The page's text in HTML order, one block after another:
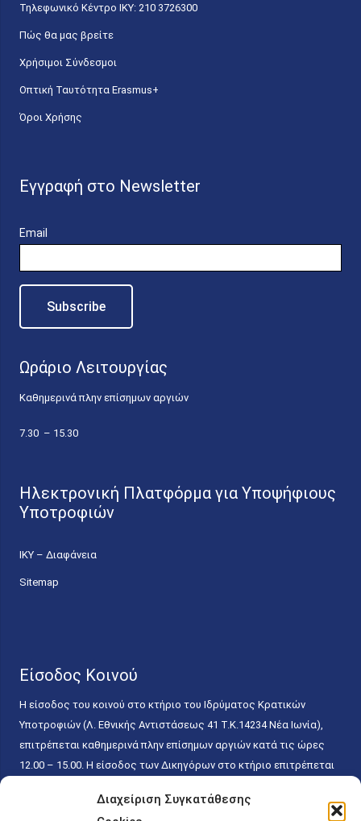
Διαχείριση Συγκατάθεσης
Τηλεφωνικό Κέντρο IKY: 210 3726300
Πώς θα μας βρείτε
Χρήσιμοι Σύνδεσμοι
Οπτική Ταυτότητα Erasmus+
Όροι Χρήσης
Εγγραφή στο Newsletter
Email
Ωράριο Λειτουργίας
Καθημερινά πλην επίσημων αργιών
7.30 – 15.30
Ηλεκτρονική Πλατφόρμα για Υποψήφιους
Υποτροφιών
ΙΚΥ – Διαφάνεια
Sitemap
Είσοδος Κοινού
Η είσοδος του κοινού στο κτήριο του Ιδρύματος Κρατικών
Υποτροφιών (Λ. Εθνικής Αντιστάσεως 41 T.K.14234 Νέα Ιωνία),
επιτρέπεται καθημερινά πλην επίσημων αργιών κατά τις ώρες
12.00 – 15.00. Η είσοδος των Δικηγόρων στο κτήριο επιτρέπεται
κάθε εργάσιμη ημέρα και ώρα χωρίς κανέναν χρονικό ή άλλο